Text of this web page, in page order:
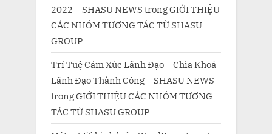
2022 – SHASU NEWS trongGIỚI THIỆU
CÁC NHÓM TƯƠNG TÁC TỪ SHASU
GROUP
Trí Tuệ Cảm Xúc Lãnh Đạo – Chìa Khoá
Lãnh Đạo Thành Công – SHASU NEWS
trongGIỚI THIỆU CÁC NHÓM TƯƠNG
TÁC TỪ SHASU GROUP